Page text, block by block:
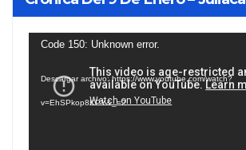
Reproductor
vídeo
Code 150: Unknown error.
Descargar archivo: https://www.youtube.com/watch?
v=EhSPkop8KPY&_=2